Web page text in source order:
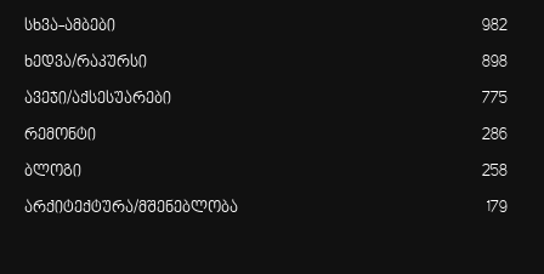
სხვა-ამბები 982
ხედვა/რაკურსი 898
ავეჯი/აქსესუარები 775
რემონტი 286
ბლოგი 258
არქიტექტურა/მშენებლობა 179